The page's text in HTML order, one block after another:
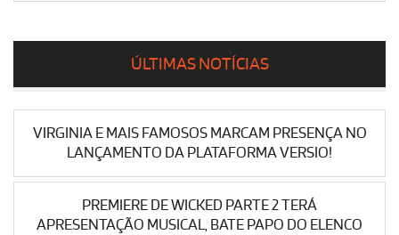
ÚLTIMAS NOTÍCIAS
VIRGINIA E MAIS FAMOSOS MARCAM PRESENÇA NO
LANÇAMENTO DA PLATAFORMA VERSIO!
PREMIERE DE WICKED PARTE 2 TERÁ
APRESENTAÇÃO MUSICAL, BATE PAPO DO ELENCO